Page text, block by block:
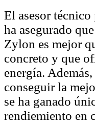
El asesor
ha asegurado
Zylon es mejor
concreto y que
energía.
conseguir la
se ha ganado
rendiemiento en